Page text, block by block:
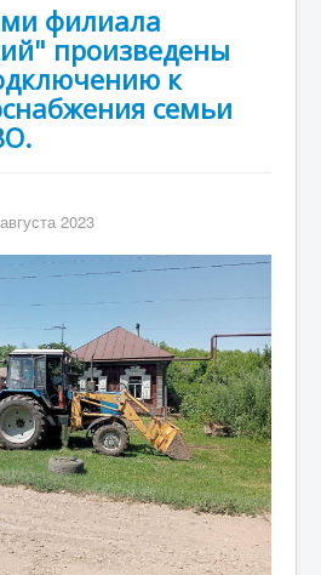
филиала
произведены
к
семьи
2023